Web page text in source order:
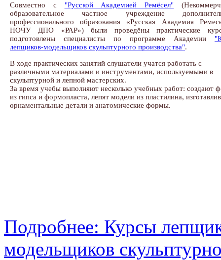
Совместно с "Русской Академией Ремёсел"
образовательное частное учреждение
профессионального образования «Русская Академия
НОЧУ ДПО «РАР») были проведёны практические
подготовлены специалисты по программе Академии
лепщиков-модельщиков скульптурного производства".
В ходе практических занятий слушатели учатся работать с
различными материалами и инструментами, используемыми в
скульптурной и лепной мастерских.
За время учебы выполняют несколько учебных работ: создают
из гипса и формопласта, лепят модели из пластилина,
орнаментальные детали и анатомические формы.
Подробнее: Курсы
модельщиков